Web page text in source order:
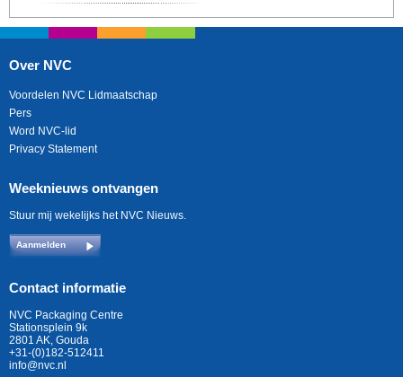
Over NVC
Voordelen NVC Lidmaatschap
Pers
Word NVC-lid
Privacy Statement
Weeknieuws ontvangen
Stuur mij wekelijks het NVC Nieuws.
Aanmelden
Contact informatie
NVC Packaging Centre
Stationsplein 9k
2801 AK, Gouda
+31-(0)182-512411
info@nvc.nl